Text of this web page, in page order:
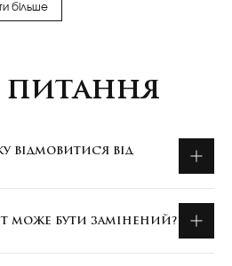
більше
питання
ВІДМОВИТИСЯ ВІД
МОЖЕ БУТИ ЗАМІНЕНИЙ?